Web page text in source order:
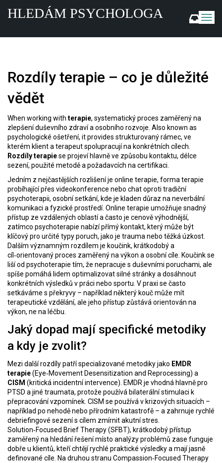
Z
b
i
HLEDÁM PSYCHOLOGA
Rozdíly terapie – co je důležité
vědět
When working with terapie, systematický proces zaměřený na
zlepšení duševního zdraví a osobního rozvoje . Also known as
psychologické ošetření, it provides strukturovaný rámec, ve
kterém klient a terapeut spolupracují na konkrétních cílech.
Rozdíly terapiese projeví hlavně ve způsobu kontaktu, délce
sezení, použité metodě a požadavcích na certifikaci.
Jedním z nejčastějších rozlišení je online terapie, forma terapie
probíhající přes videokonference nebo chatoproti tradiční
psychoterapii, osobní setkání, kde je kladen důraz na neverbální
komunikaci a fyzické prostředí. Online terapie umožňuje snadný
přístup ze vzdálených oblastí a často je cenově výhodnější,
zatímco psychoterapie nabízí přímý kontakt, který může být
klíčový pro určité typy poruch, jako je trauma nebo těžká úzkost.
Dalším významným rozdílem je koučink, krátkodobý a
cíl‑orientovaný proces zaměřený na výkon a osobní cíle . Koučink se
liší od psychoterapie tím, že nepracuje s duševními poruchami, ale
spíše pomáhá lidem optimalizovat silné stránky a dosáhnout
konkrétních výsledků v práci nebo sportu. V praxi se často
setkáváme s překryvy – například některý kouč může mít
terapeutické vzdělání, ale jeho přístup zůstává orientován na
výkon, ne na léčbu.
Jaký dopad mají specifické metodiky
a kdy je zvolit?
Mezi další rozdíly patří specializované metodiky jako EMDR
terapie(Eye‑Movement Desensitization and Reprocessing) a
CISM (kritická incidentní intervence). EMDR je vhodná hlavně pro
PTSD a jiné traumata, protože používá bilaterální stimulaci k
přepracování vzpomínek. CISM se používá v krizových situacích –
například po nehodě nebo přírodním katastrofě – a zahrnuje rychlé
debriefingové sezení s cílem zmírnit akutní stres.
Solution‑Focused Brief Therapy (SFBT), krátkodobý přístup
zaměřený na hledání řešení místo analýzy problémů zase funguje
dobře u klientů, kteří chtějí rychlé praktické výsledky a mají jasně
definované cíle. Na druhou stranu Compassion‑Focused Therapy